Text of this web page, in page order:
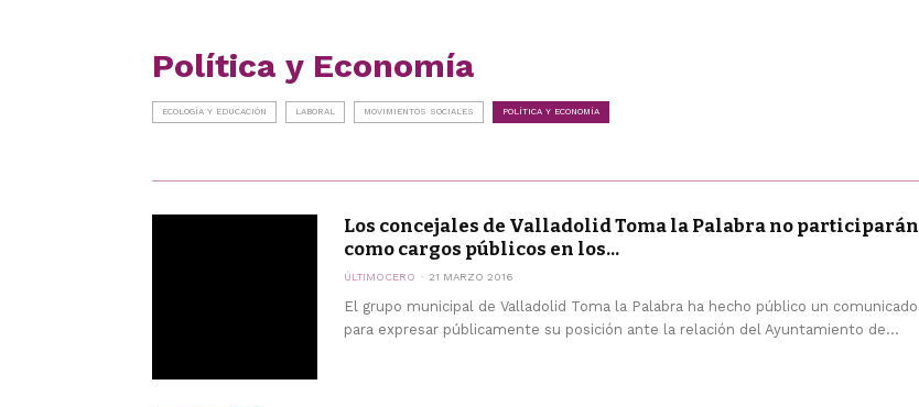
Política y Economía
ECOLOGÍA Y EDUCACIÓN LABORAL MOVIMIENTOS SOCIALES POLÍTICA Y ECONOMÍA
Los concejales de Valladolid Toma la Palabra no participarán
como cargos públicos en los...
ÚLTIMOCERO 21 MARZO 2016
El grupo municipal de Valladolid Toma la Palabra ha hecho público un comunicado
para expresar públicamente su posición ante la relación del Ayuntamiento de...